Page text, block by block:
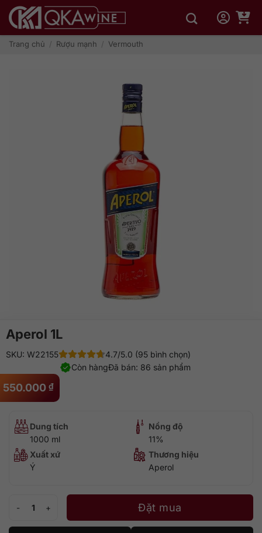
qua
dungTrang chủ / Rượu mạnh / Vermouth
Aperol 1L
550.000 ₫
SKU: W22155
4.7/5.0 (95 bình chọn)
Đã bán: 86 sản phẩm
Còn hàng
Dung tích
1000 ml
Nồng độ
11%
Xuất xứ
Ý
Thương hiệu
Aperol
Đặt mua